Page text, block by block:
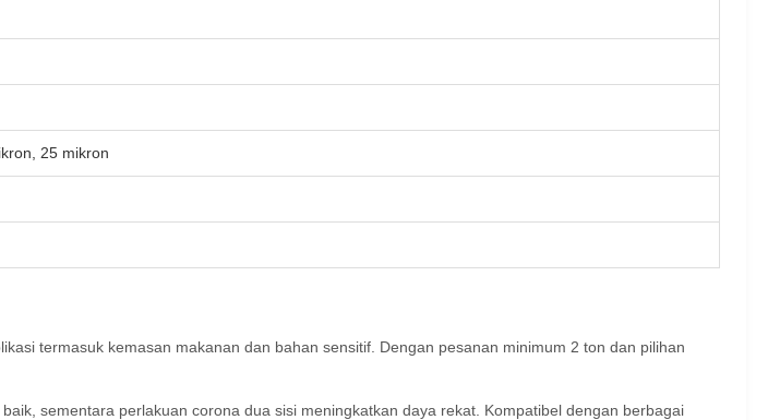
25 mikron
termasuk kemasan makanan dan bahan sensitif. Dengan pesanan minimum 2 ton dan pilihan
sementara perlakuan corona dua sisi meningkatkan daya rekat. Kompatibel dengan berbagai